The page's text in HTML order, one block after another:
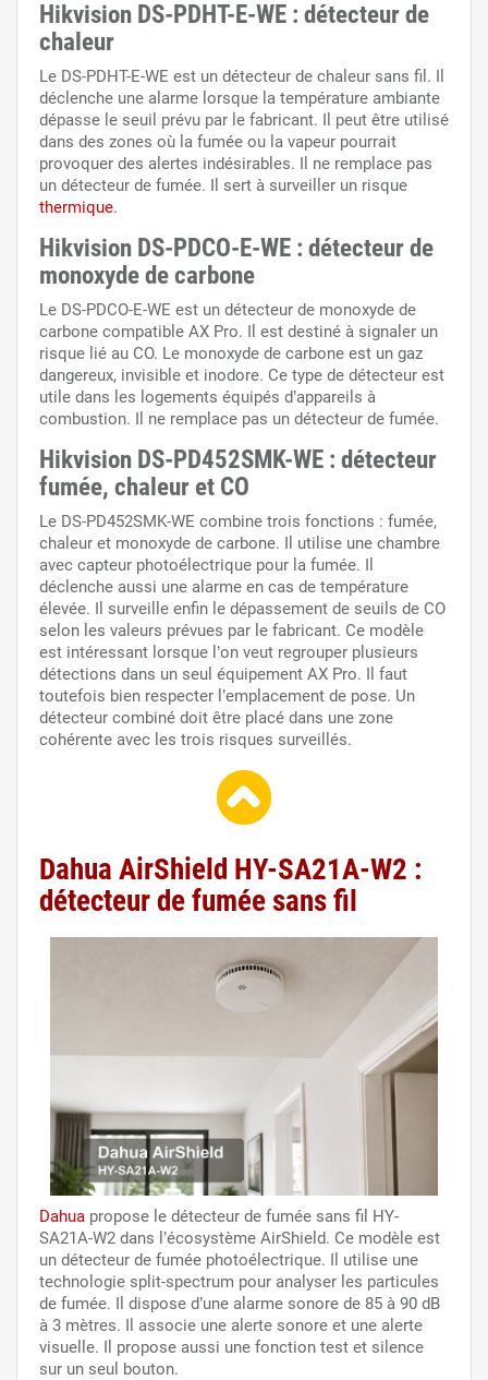
Hikvision DS-PDHT-E-WE : détecteur de
chaleur
Le DS-PDHT-E-WE est un détecteur de chaleur sans fil. Il
déclenche une alarme lorsque la température ambiante
dépasse le seuil prévu par le fabricant. Il peut être utilisé
dans des zones où la fumée ou la vapeur pourrait
provoquer des alertes indésirables. Il ne remplace pas
un détecteur de fumée. Il sert à surveiller un risque
thermique.
Hikvision DS-PDCO-E-WE : détecteur de
monoxyde de carbone
Le DS-PDCO-E-WE est un détecteur de monoxyde de
carbone compatible AX Pro. Il est destiné à signaler un
risque lié au CO. Le monoxyde de carbone est un gaz
dangereux, invisible et inodore. Ce type de détecteur est
utile dans les logements équipés d’appareils à
combustion. Il ne remplace pas un détecteur de fumée.
Hikvision DS-PD452SMK-WE : détecteur
fumée, chaleur et CO
Le DS-PD452SMK-WE combine trois fonctions : fumée,
chaleur et monoxyde de carbone. Il utilise une chambre
avec capteur photoélectrique pour la fumée. Il
déclenche aussi une alarme en cas de température
élevée. Il surveille enfin le dépassement de seuils de CO
selon les valeurs prévues par le fabricant. Ce modèle
est intéressant lorsque l’on veut regrouper plusieurs
détections dans un seul équipement AX Pro. Il faut
toutefois bien respecter l’emplacement de pose. Un
détecteur combiné doit être placé dans une zone
cohérente avec les trois risques surveillés.
Dahua AirShield HY-SA21A-W2 :
détecteur de fumée sans fil
Dahua propose le détecteur de fumée sans fil HY-
SA21A-W2 dans l’écosystème AirShield. Ce modèle est
un détecteur de fumée photoélectrique. Il utilise une
technologie split-spectrum pour analyser les particules
de fumée. Il dispose d’une alarme sonore de 85 à 90 dB
à 3 mètres. Il associe une alerte sonore et une alerte
visuelle. Il propose aussi une fonction test et silence
sur un seul bouton.